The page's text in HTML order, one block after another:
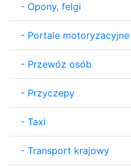
- Opony, felgi
- Portale motoryzacyjne
- Przewóz osób
- Przyczepy
- Taxi
- Transport krajowy